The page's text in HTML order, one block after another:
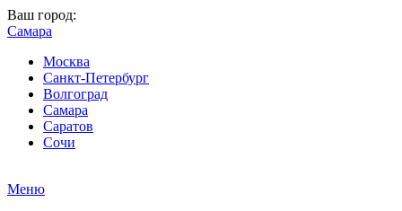
Ваш город:
Самара
Москва
Санкт-Петербург
Волгоград
Самара
Саратов
Сочи
Меню